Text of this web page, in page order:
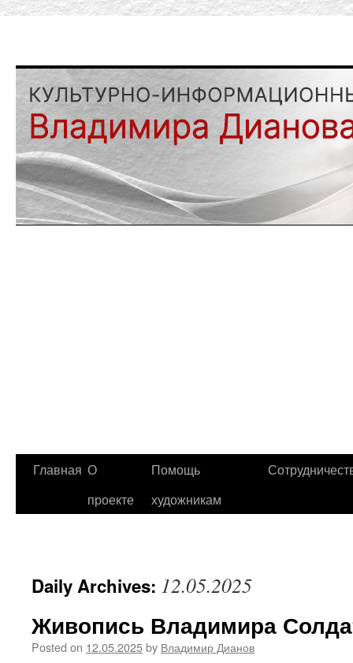
Главная О
проекте
Помощь
художникам
Daily Archives: 12.05.2025
Живопись Владимира
Posted on 12.05.2025by Владимир Дианов